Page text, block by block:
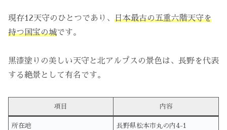
現存12天守のひとつであり、 日本最古の五重六階天守を
持つ国宝の城です。
黒漆塗りの美しい天守と北アルプスの景色は、長野を代表
する絶景として有名です。
項目 内容
所在地 長野県松本市丸の内4-1